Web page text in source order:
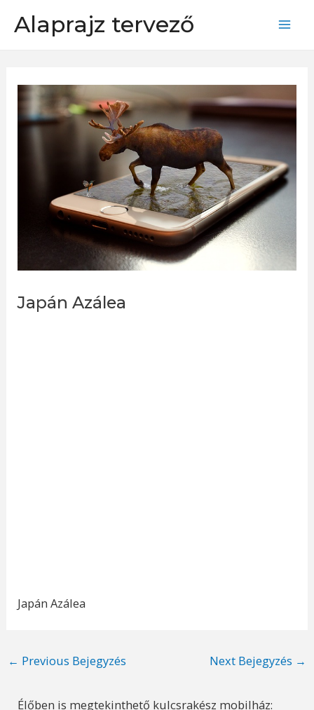
Alaprajz tervező
Japán Azálea
Japán Azálea
Post
← Previous Bejegyzés Next Bejegyzés →
Élőben is megtekinthető kulcsrakész mobilház: